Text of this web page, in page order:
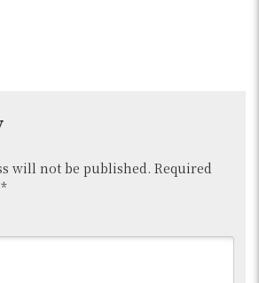
will not be published. Required
*